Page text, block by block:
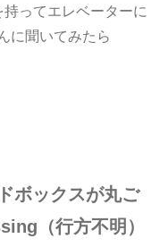
ってエレベーターに
に聞いてみたら
ボックスが丸ご
（行方不明）